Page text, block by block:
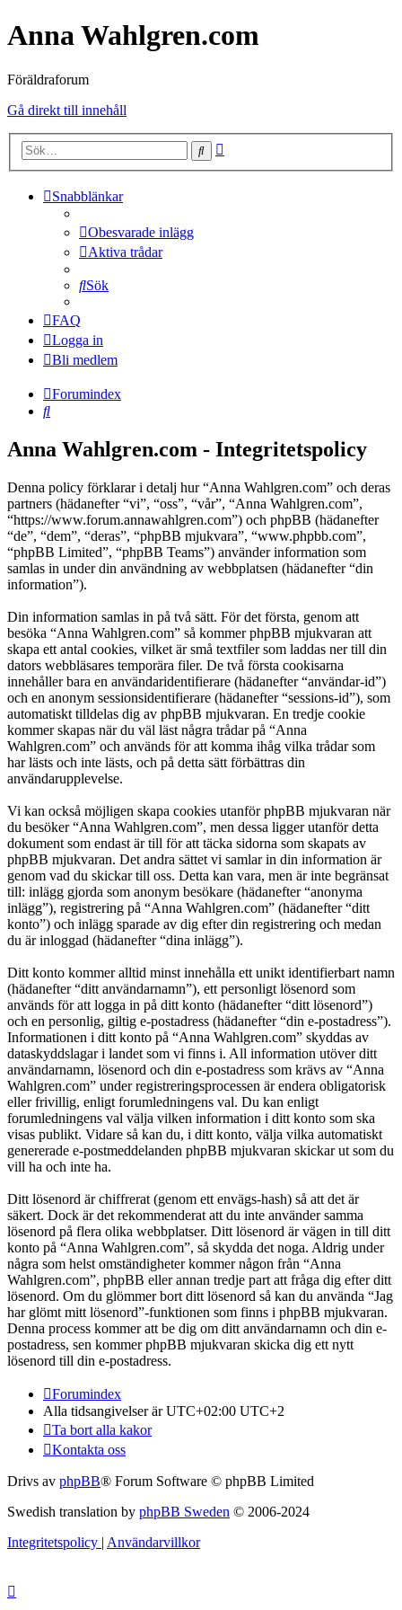
Anna Wahlgren.com
Föräldraforum
Gå direkt till innehåll
Sök
Snabblänkar
Obesvarade inlägg
Aktiva trådar
Sök
FAQ
Logga in
Bli medlem
Forumindex
Sök
Anna Wahlgren.com - Integritetspolicy
Denna policy förklarar i detalj hur “Anna Wahlgren.com” och deras
partners (hädanefter “vi”, “oss”, “vår”, “Anna Wahlgren.com”,
“https://www.forum.annawahlgren.com”) och phpBB (hädanefter
“de”, “dem”, “deras”, “phpBB mjukvara”, “www.phpbb.com”,
“phpBB Limited”, “phpBB Teams”) använder information som
samlas in under din användning av webbplatsen (hädanefter “din
information”).
Din information samlas in på två sätt. För det första, genom att
besöka “Anna Wahlgren.com” så kommer phpBB mjukvaran att
skapa ett antal cookies, vilket är små textfiler som laddas ner till din
dators webbläsares temporära filer. De två första cookisarna
innehåller bara en användaridentifierare (hädanefter “användar-id”)
och en anonym sessionsidentifierare (hädanefter “sessions-id”), som
automatiskt tilldelas dig av phpBB mjukvaran. En tredje cookie
kommer skapas när du väl läst några trådar på “Anna
Wahlgren.com” och används för att komma ihåg vilka trådar som
har lästs och inte lästs, och på detta sätt förbättras din
användarupplevelse.
Vi kan också möjligen skapa cookies utanför phpBB mjukvaran när
du besöker “Anna Wahlgren.com”, men dessa ligger utanför detta
dokument som endast är till för att täcka sidorna som skapats av
phpBB mjukvaran. Det andra sättet vi samlar in din information är
genom vad du skickar till oss. Detta kan vara, men är inte begränsat
till: inlägg gjorda som anonym besökare (hädanefter “anonyma
inlägg”), registrering på “Anna Wahlgren.com” (hädanefter “ditt
konto”) och inlägg sparade av dig efter din registrering och medan
du är inloggad (hädanefter “dina inlägg”).
Ditt konto kommer alltid minst innehålla ett unikt identifierbart namn
(hädanefter “ditt användarnamn”), ett personligt lösenord som
används för att logga in på ditt konto (hädanefter “ditt lösenord”)
och en personlig, giltig e-postadress (hädanefter “din e-postadress”).
Informationen i ditt konto på “Anna Wahlgren.com” skyddas av
dataskyddslagar i landet som vi finns i. All information utöver ditt
användarnamn, lösenord och din e-postadress som krävs av “Anna
Wahlgren.com” under registreringsprocessen är endera obligatorisk
eller frivillig, enligt forumledningens val. Du kan enligt
forumledningens val välja vilken information i ditt konto som ska
visas publikt. Vidare så kan du, i ditt konto, välja vilka automatiskt
genererade e-postmeddelanden phpBB mjukvaran skickar ut som du
vill ha och inte ha.
Ditt lösenord är chiffrerat (genom ett envägs-hash) så att det är
säkert. Dock är det rekommenderat att du inte använder samma
lösenord på flera olika webbplatser. Ditt lösenord är vägen in till ditt
konto på “Anna Wahlgren.com”, så skydda det noga. Aldrig under
några som helst omständigheter kommer någon från “Anna
Wahlgren.com”, phpBB eller annan tredje part att fråga dig efter ditt
lösenord. Om du glömmer bort ditt lösenord så kan du använda “Jag
har glömt mitt lösenord”-funktionen som finns i phpBB mjukvaran.
Denna process kommer att be dig om ditt användarnamn och din e-
postadress, sen kommer phpBB mjukvaran skicka dig ett nytt
lösenord till din e-postadress.
Forumindex
Alla tidsangivelser är UTC+02:00 UTC+2
Ta bort alla kakor
Kontakta oss
Drivs av phpBB® Forum Software © phpBB Limited
Swedish translation by phpBB Sweden © 2006-2024
Integritetspolicy | Användarvillkor